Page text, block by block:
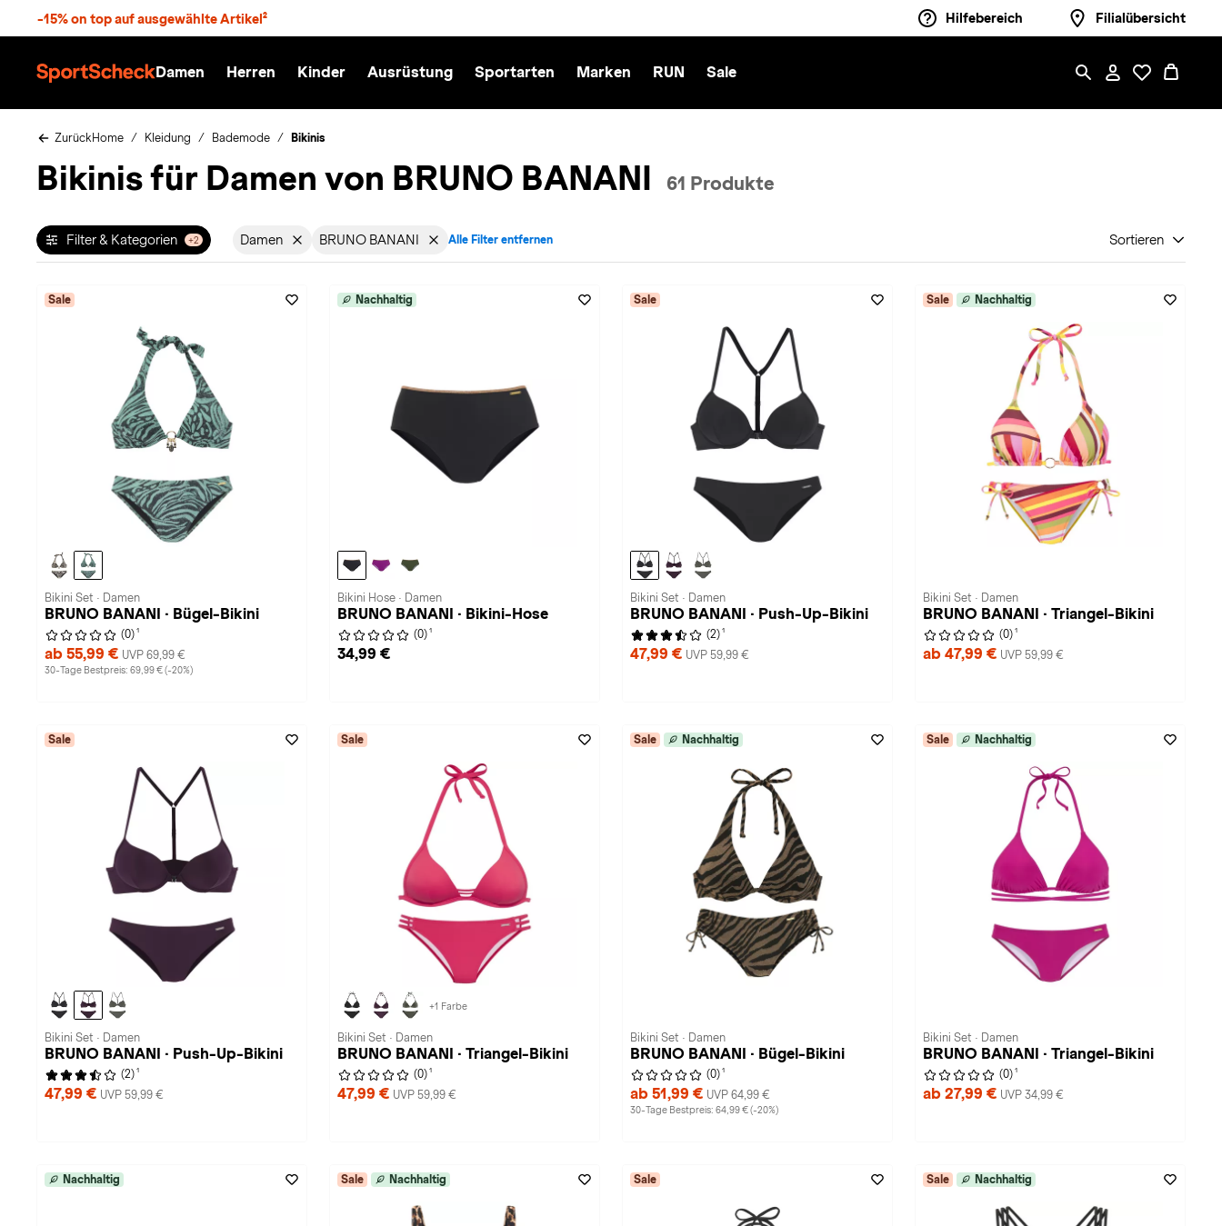
-15% on top auf ausgewählte Artikel² Hilfebereich Filialübersicht
S
c
k
Damen Herren Kinder Ausrüstung Sportarten Marken RUN Sale
ZurückHome Kleidung Bademode Bikinis
Bikinis für Damen von BRUNO BANANI 61 Produkte
Filter & Kategorien +2 DamenFilter aktiv für Geschlecht: Damen entfernen
BRUNO BANANIFilter aktiv für Marke: BRUNO BANANI entfernen
Alle Filter entfernen Sortieren
Sale
Bikini Set · Damen
BRUNO BANANI · Bügel-Bikini
(0) 1
ab 55,99 € UVP 69,99 €
30-Tage Bestpreis: 69,99 € (-20%)
Nachhaltig
Bikini Hose · Damen
BRUNO BANANI · Bikini-Hose
(0) 1
34,99 €
Sale
Bikini Set · Damen
BRUNO BANANI · Push-Up-Bikini
(2) 1
47,99 € UVP 59,99 €
Sale Nachhaltig
Bikini Set · Damen
BRUNO BANANI · Triangel-Bikini
(0) 1
ab 47,99 € UVP 59,99 €
Sale
Bikini Set · Damen
BRUNO BANANI · Push-Up-Bikini
(2) 1
47,99 € UVP 59,99 €
Sale
+1 Farbe
Bikini Set · Damen
BRUNO BANANI · Triangel-Bikini
(0) 1
47,99 € UVP 59,99 €
Sale Nachhaltig
Bikini Set · Damen
BRUNO BANANI · Bügel-Bikini
(0) 1
ab 51,99 € UVP 64,99 €
30-Tage Bestpreis: 64,99 € (-20%)
Sale Nachhaltig
Bikini Set · Damen
BRUNO BANANI · Triangel-Bikini
(0) 1
ab 27,99 € UVP 34,99 €
Nachhaltig Sale Nachhaltig Sale Sale Nachhaltig